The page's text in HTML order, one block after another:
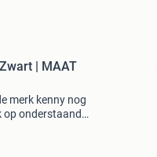
| MAAT
merk kenny nog
op onderstaande